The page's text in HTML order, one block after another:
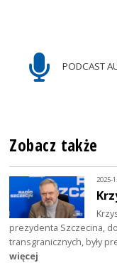
PODCAST
Zobacz także
2025-
prezydenta Szczecina,
transgranicznych, były
więcej